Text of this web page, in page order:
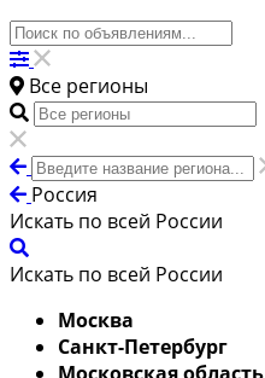
Все регионы
Россия
Искать по всей России
Искать по всей России
Москва
Санкт-Петербург